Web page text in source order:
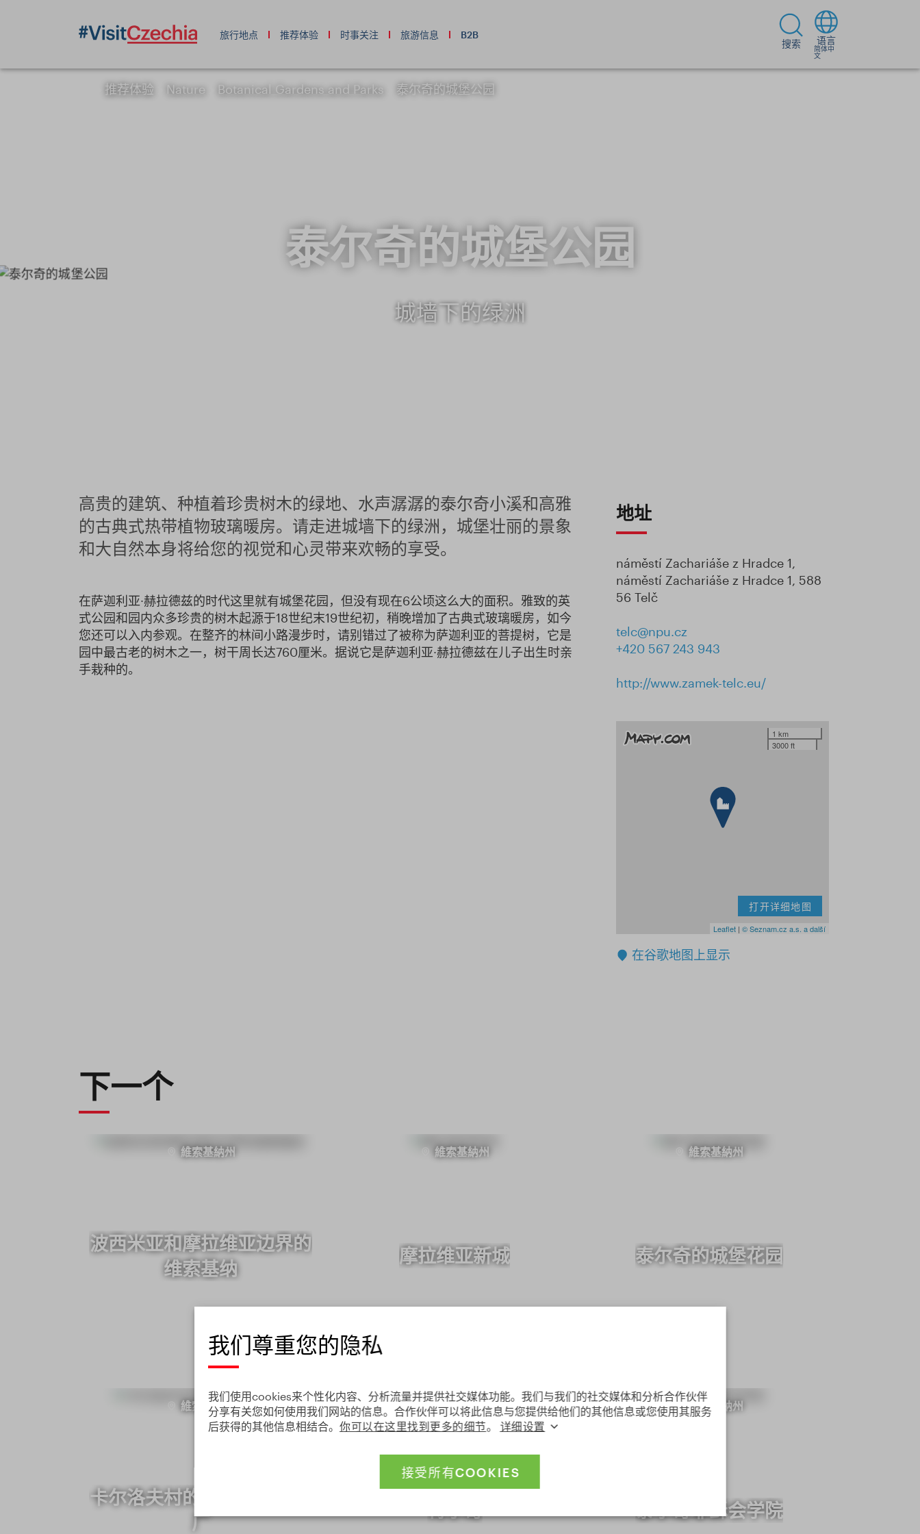
旅行地点 推荐体验 时事关注 旅游信息 B2B
搜索 语言
简体中
文
推荐体验 Nature Botanical Gardens and Parks 泰尔奇的城堡公园
泰尔奇的城堡公园
城墙下的绿洲
高贵的建筑、种植着珍贵树木的绿地、水声潺潺的泰尔奇小溪和高雅
的古典式热带植物玻璃暖房。请走进城墙下的绿洲，城堡壮丽的景象
和大自然本身将给您的视觉和心灵带来欢畅的享受。
在萨迦利亚∙赫拉德兹的时代这里就有城堡花园，但没有现在6公顷这么大的面积。雅致的英
式公园和园内众多珍贵的树木起源于18世纪末19世纪初，稍晚增加了古典式玻璃暖房，如今
您还可以入内参观。在整齐的林间小路漫步时，请别错过了被称为萨迦利亚的菩提树，它是
园中最古老的树木之一，树干周长达760厘米。据说它是萨迦利亚∙赫拉德兹在儿子出生时亲
手栽种的。
地址
náměstí Zachariáše z Hradce 1,
náměstí Zachariáše z Hradce 1, 588
56 Telč
telc@npu.cz
+420 567 243 943
http://www.zamek-telc.eu/
1 km
3000 ft
打开详细地图
Leaflet| © Seznam.cz a.s. a další
在谷歌地图上显示
下一个
維索基納州
波西米亚和摩拉维亚边界的
维索基纳
維索基納州
摩拉维亚新城
維索基納州
泰尔奇的城堡花园
維索基納州
卡尔洛夫村的斯沃博达玻璃
厂
維索基納州 維索基納州
泰尔奇耶稣会学院
我们尊重您的隐私
我们使用cookies来个性化内容、分析流量并提供社交媒体功能。我们与我们的社交媒体和分析合作伙伴
分享有关您如何使用我们网站的信息。合作伙伴可以将此信息与您提供给他们的其他信息或您使用其服务
后获得的其他信息相结合。 你可以在这里找到更多的细节。 详细设置
接受所有COOKIES